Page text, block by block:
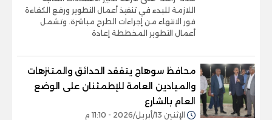
اللازمة للبدء في تنفيذ أعمال التطوير ورفع الكفاءة
فور الانتهاء من إجراءات الطرح مباشرة. وتشمل
أعمال التطوير المخططة إعادة
محافظ سوهاج يتفقد الحدائق والمتنزهات
والميادين العامة للإطمئنان على الوضع
العام بالشارع
الإثنين 13/أبريل/2026 - 11:10 م